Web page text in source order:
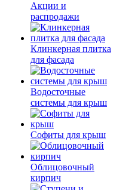
Акции и
распродажи
Клинкерная плитка
для фасада
Водосточные
системы для крыш
Софиты для крыш
Облицовочный
кирпич